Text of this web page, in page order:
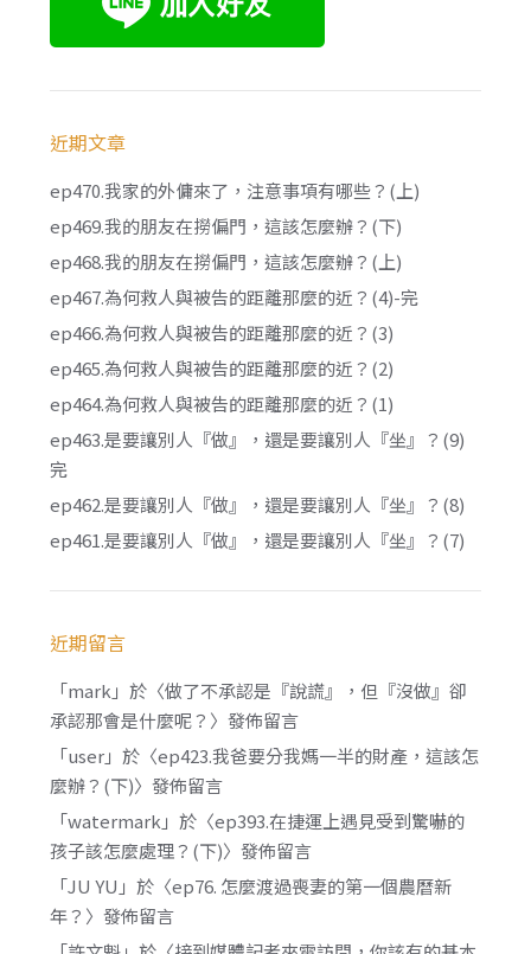
近期文章
ep470.我家的外傭來了，注意事項有哪些？(上)
ep469.我的朋友在撈偏門，這該怎麼辦？(下)
ep468.我的朋友在撈偏門，這該怎麼辦？(上)
ep467.為何救人與被告的距離那麼的近？(4)-完
ep466.為何救人與被告的距離那麼的近？(3)
ep465.為何救人與被告的距離那麼的近？(2)
ep464.為何救人與被告的距離那麼的近？(1)
ep463.是要讓別人『做』，還是要讓別人『坐』？(9)
完
ep462.是要讓別人『做』，還是要讓別人『坐』？(8)
ep461.是要讓別人『做』，還是要讓別人『坐』？(7)
近期留言
「mark 」於〈做了不承認是『說謊』，但『沒做』卻
承認那會是什麼呢？ 〉發佈留言
「user」於〈ep423.我爸要分我媽一半的財產，這該怎
麼辦？(下)〉發佈留言
「watermark 」於〈ep393.在捷運上遇見受到驚嚇的
孩子該怎麼處理？(下)〉發佈留言
「JU YU 」於〈ep76. 怎麼渡過喪妻的第一個農曆新
年？ 〉發佈留言